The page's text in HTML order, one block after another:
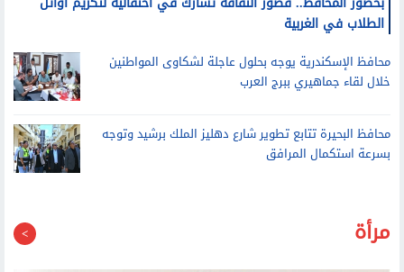
بحضور المحافظ.. قصور الثقافة تشارك في احتفالية لتكريم أوائل
الطلاب في الغربية
محافظ الإسكندرية يوجه بحلول عاجلة لشكاوى المواطنين
خلال لقاء جماهيري ببرج العرب
محافظ البحيرة تتابع تطوير شارع دهليز الملك برشيد وتوجه
بسرعة استكمال المرافق
مرأة